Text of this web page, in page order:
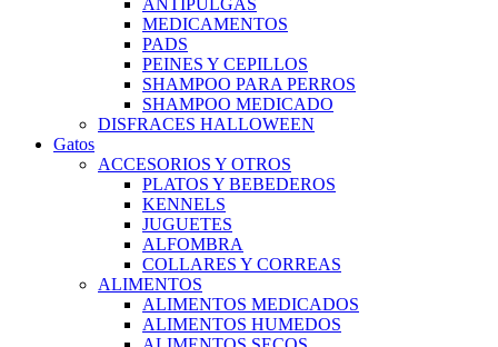
MEDICAMENTOS
PADS
PEINES Y CEPILLOS
SHAMPOO PARA PERROS
SHAMPOO MEDICADO
DISFRACES HALLOWEEN
Gatos
ACCESORIOS Y OTROS
PLATOS Y BEBEDEROS
KENNELS
JUGUETES
ALFOMBRA
COLLARES Y CORREAS
ALIMENTOS
ALIMENTOS MEDICADOS
ALIMENTOS HUMEDOS